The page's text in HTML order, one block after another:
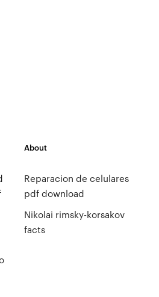
About
Reparacion de celulares
pdf download
Nikolai rimsky-korsakov
facts